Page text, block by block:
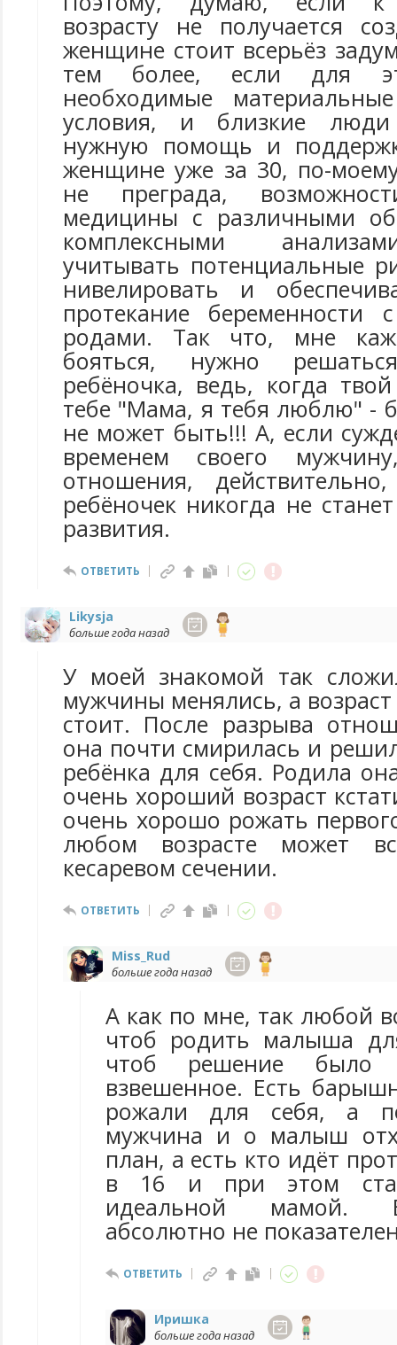
возрасту не получается
женщине стоит всерьёз
тем более, если для
необходимые
условия, и близкие люди
нужную помощь и
женщине уже за 30, по-
не преграда,
медицины с различными
комплексными
учитывать потенциальные
нивелировать и
протекание беременности
родами. Так что, мне
бояться, нужно
ребёночка, ведь, когда
тебе "Мама, я тебя люблю" -
не может быть!!! А, если
временем своего
отношения,
ребёночек никогда не
развития.
ОТВЕТИТЬ
Likysja
больше года назад
У моей знакомой так
мужчины менялись, а
стоит. После разрыва
она почти смирилась и
ребёнка для себя. Родила
очень хороший возраст
очень хорошо рожать
любом возрасте может
кесаревом сечении.
ОТВЕТИТЬ
Miss_Rud
больше года назад
А как по мне, так любой
чтоб родить малыша
чтоб решение было
взвешенное. Есть
рожали для себя, а
мужчина и о малыш
план, а есть кто идёт
в 16 и при этом
идеальной мамой.
абсолютно не
ОТВЕТИТЬ
Иришка
больше года назад